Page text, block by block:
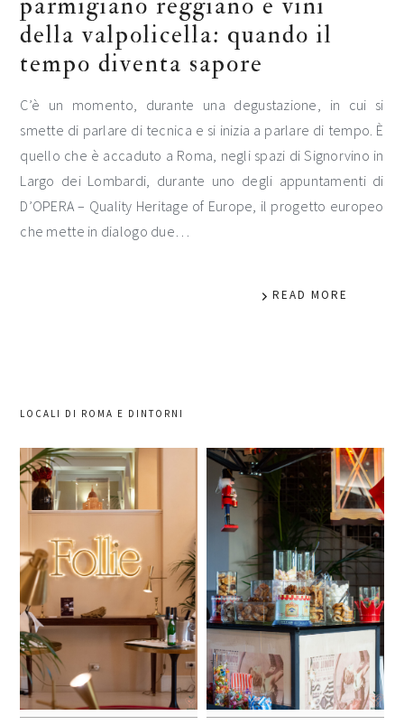
parmigiano reggiano e vini
della valpolicella: quando il
tempo diventa sapore
C’è un momento, durante una degustazione, in cui si
smette di parlare di tecnica e si inizia a parlare di tempo. È
quello che è accaduto a Roma, negli spazi di Signorvino in
Largo dei Lombardi, durante uno degli appuntamenti di
D’OPERA – Quality Heritage of Europe, il progetto europeo
che mette in dialogo due…
READ MORE
LOCALI DI ROMA E DINTORNI